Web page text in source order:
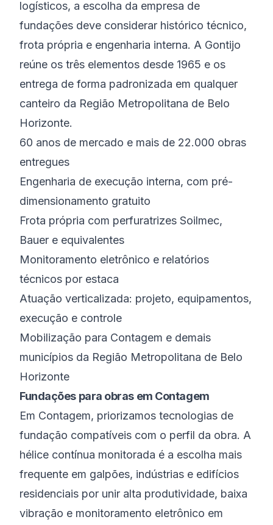
logísticos, a escolha da empresa de
fundações deve considerar histórico técnico,
frota própria e engenharia interna. A Gontijo
reúne os três elementos desde 1965 e os
entrega de forma padronizada em qualquer
canteiro da Região Metropolitana de Belo
Horizonte.
60 anos de mercado e mais de 22.000 obras
entregues
Engenharia de execução interna, com pré-
dimensionamento gratuito
Frota própria com perfuratrizes Soilmec,
Bauer e equivalentes
Monitoramento eletrônico e relatórios
técnicos por estaca
Atuação verticalizada: projeto, equipamentos,
execução e controle
Mobilização para Contagem e demais
municípios da Região Metropolitana de Belo
Horizonte
Fundações para obras em Contagem
Em Contagem, priorizamos tecnologias de
fundação compatíveis com o perfil da obra. A
hélice contínua monitorada é a escolha mais
frequente em galpões, indústrias e edifícios
residenciais por unir alta produtividade, baixa
vibração e monitoramento eletrônico em